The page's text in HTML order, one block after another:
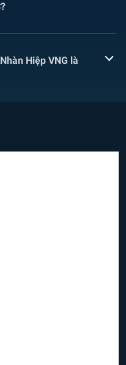
Hiệp VNG là